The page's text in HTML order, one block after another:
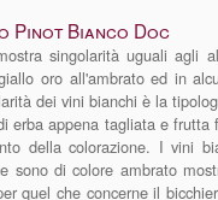
Pinot Bianco Doc
singolarità uguali agli
oro all'ambrato ed in
dei vini bianchi è la
erba appena tagliata e
della colorazione. I vini
sono di colore ambrato
quel che concerne il